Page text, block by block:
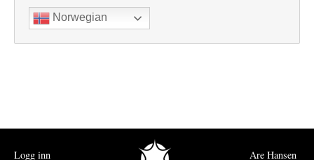
Norwegian
Logg inn Are Hansen